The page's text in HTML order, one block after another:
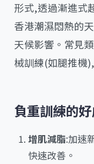
形式,透過漸進式
香港潮濕悶熱的
天候影響。常見
械訓練(如腿推機
負重訓練的
增肌減脂:加速
快速改善。